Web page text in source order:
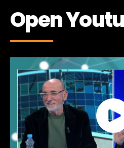
Open